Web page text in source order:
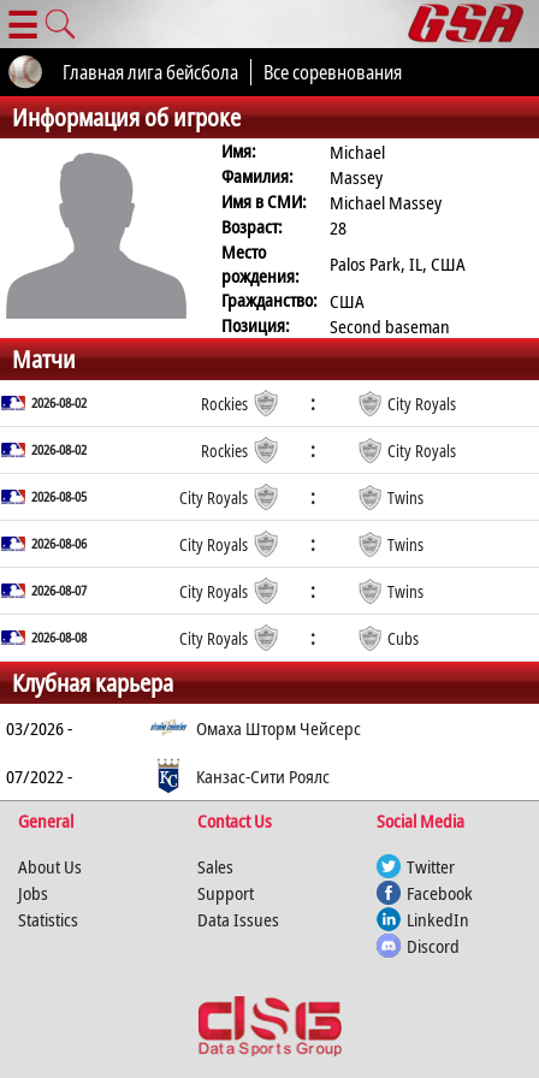
☰
Главная лига бейсбола Все соревнования
Информация об игроке
Имя:
Michael
Фамилия:
Massey
Имя в СМИ:
Michael Massey
Возраст:
28
Место
рождения:
Palos Park, IL, США
Гражданство: США
Позиция:
Second baseman
Матчи
2026-08-02 Rockies : City Royals
2026-08-02 Rockies : City Royals
2026-08-05 City Royals : Twins
2026-08-06 City Royals : Twins
2026-08-07 City Royals : Twins
2026-08-08 City Royals : Cubs
Клубная карьера
03/2026 -
Омаха Шторм Чейсерс
07/2022 -
Канзас-Сити Роялс
General
Contact Us
Social Media
About Us
Jobs
Statistics
Sales
Support
Data Issues
Twitter
Facebook
LinkedIn
Discord